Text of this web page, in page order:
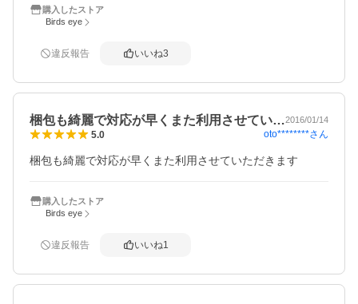
購入したストア
Birds eye
違反報告 いいね3
梱包も綺麗で対応が早くまた利用させてい…2016/01/14
5.0 oto********さん
梱包も綺麗で対応が早くまた利用させていただきます
購入したストア
Birds eye
違反報告 いいね1